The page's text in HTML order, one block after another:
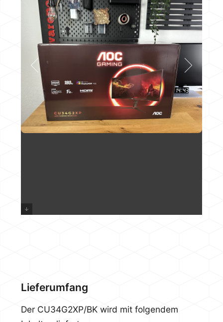
Lieferumfang
Der CU34G2XP/BK wird mit folgendem